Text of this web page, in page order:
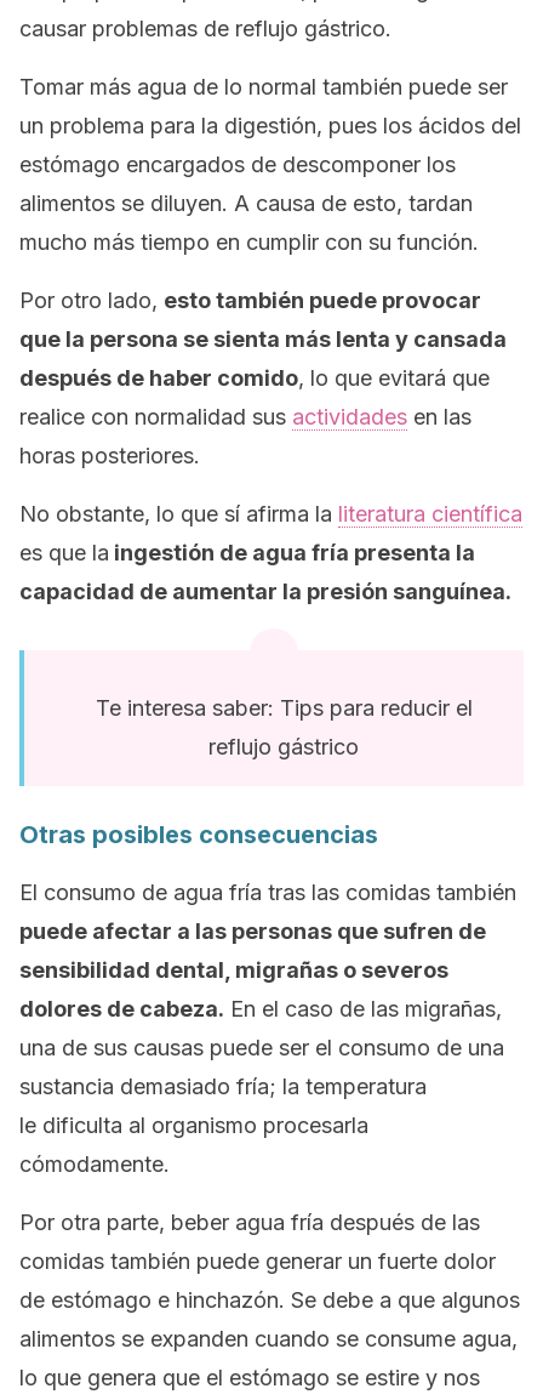
causar problemas de reflujo gástrico.
Tomar más agua de lo normal también puede ser
un problema para la digestión, pues los ácidos del
estómago encargados de descomponer los
alimentos se diluyen. A causa de esto, tardan
mucho más tiempo en cumplir con su función.
Por otro lado, esto también puede provocar
que la persona se sienta más lenta y cansada
después de haber comido, lo que evitará que
realice con normalidad sus actividades en las
horas posteriores.
No obstante, lo que sí afirma la literatura científica
es que la ingestión de agua fría presenta la
capacidad de aumentar la presión sanguínea.
Te interesa saber: Tips para reducir el
reflujo gástrico
Otras posibles consecuencias
El consumo de agua fría tras las comidas también
puede afectar a las personas que sufren de
sensibilidad dental, migrañas o severos
dolores de cabeza. En el caso de las migrañas,
una de sus causas puede ser el consumo de una
sustancia demasiado fría; la temperatura
le dificulta al organismo procesarla
cómodamente.
Por otra parte, beber agua fría después de las
comidas también puede generar un fuerte dolor
de estómago e hinchazón. Se debe a que algunos
alimentos se expanden cuando se consume agua,
lo que genera que el estómago se estire y nos